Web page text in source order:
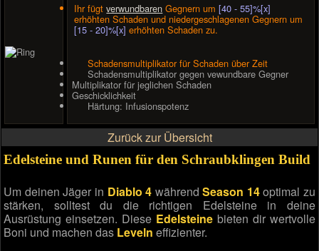
Ihr fügtverwundbaren Gegnern um[40 - 55]%[x]
erhöhten Schaden und niedergeschlagenen Gegnern um
[15 - 20]%[x] erhöhten Schaden zu.
Schadensmultiplikator für Schaden über Zeit
Schadensmultiplikator gegen vewundbare Gegner
Multiplikator für jeglichen Schaden
Geschicklichkeit
Härtung: Infusionspotenz
Zurück zur Übersicht
Edelsteine und Runen für den Schraubklingen Build
Um deinen Jäger in Diablo 4 währendSeason 14optimal zu
stärken, solltest du die richtigen Edelsteine in deine
Ausrüstung einsetzen. Diese Edelsteine bieten dir wertvolle
Boni und machen das Leveln effizienter.